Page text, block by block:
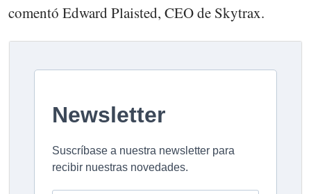
comentó Edward Plaisted, CEO de Skytrax.